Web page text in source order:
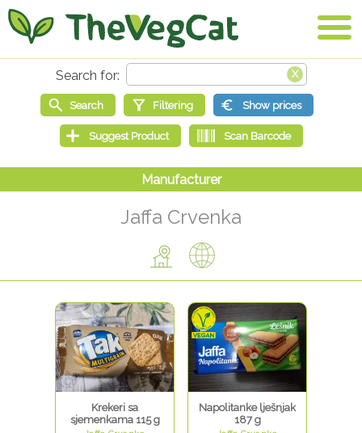
Jaffa Crvenka
Krekeri sa
sjemenkama 115 g
Napolitanke lješnjak
187 g